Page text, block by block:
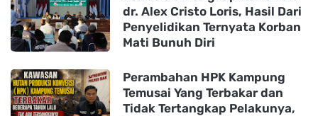
dr. Alex Cristo Loris, Hasil Dari
Penyelidikan Ternyata Korban
Mati Bunuh Diri
Perambahan HPK Kampung
Temusai Yang Terbakar dan
Tidak Tertangkap Pelakunya,